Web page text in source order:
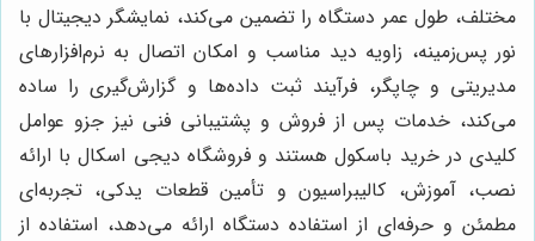
مختلف، طول عمر دستگاه را تضمین می‌کند، نمایشگر دیجیتال با
نور پس‌زمینه، زاویه دید مناسب و امکان اتصال به نرم‌افزارهای
مدیریتی و چاپگر، فرآیند ثبت داده‌ها و گزارش‌گیری را ساده
می‌کند، خدمات پس از فروش و پشتیبانی فنی نیز جزو عوامل
کلیدی در خرید باسکول هستند و فروشگاه دیجی اسکال با ارائه
نصب، آموزش، کالیبراسیون و تأمین قطعات یدکی، تجربه‌ای
مطمئن و حرفه‌ای از استفاده دستگاه ارائه می‌دهد، استفاده از